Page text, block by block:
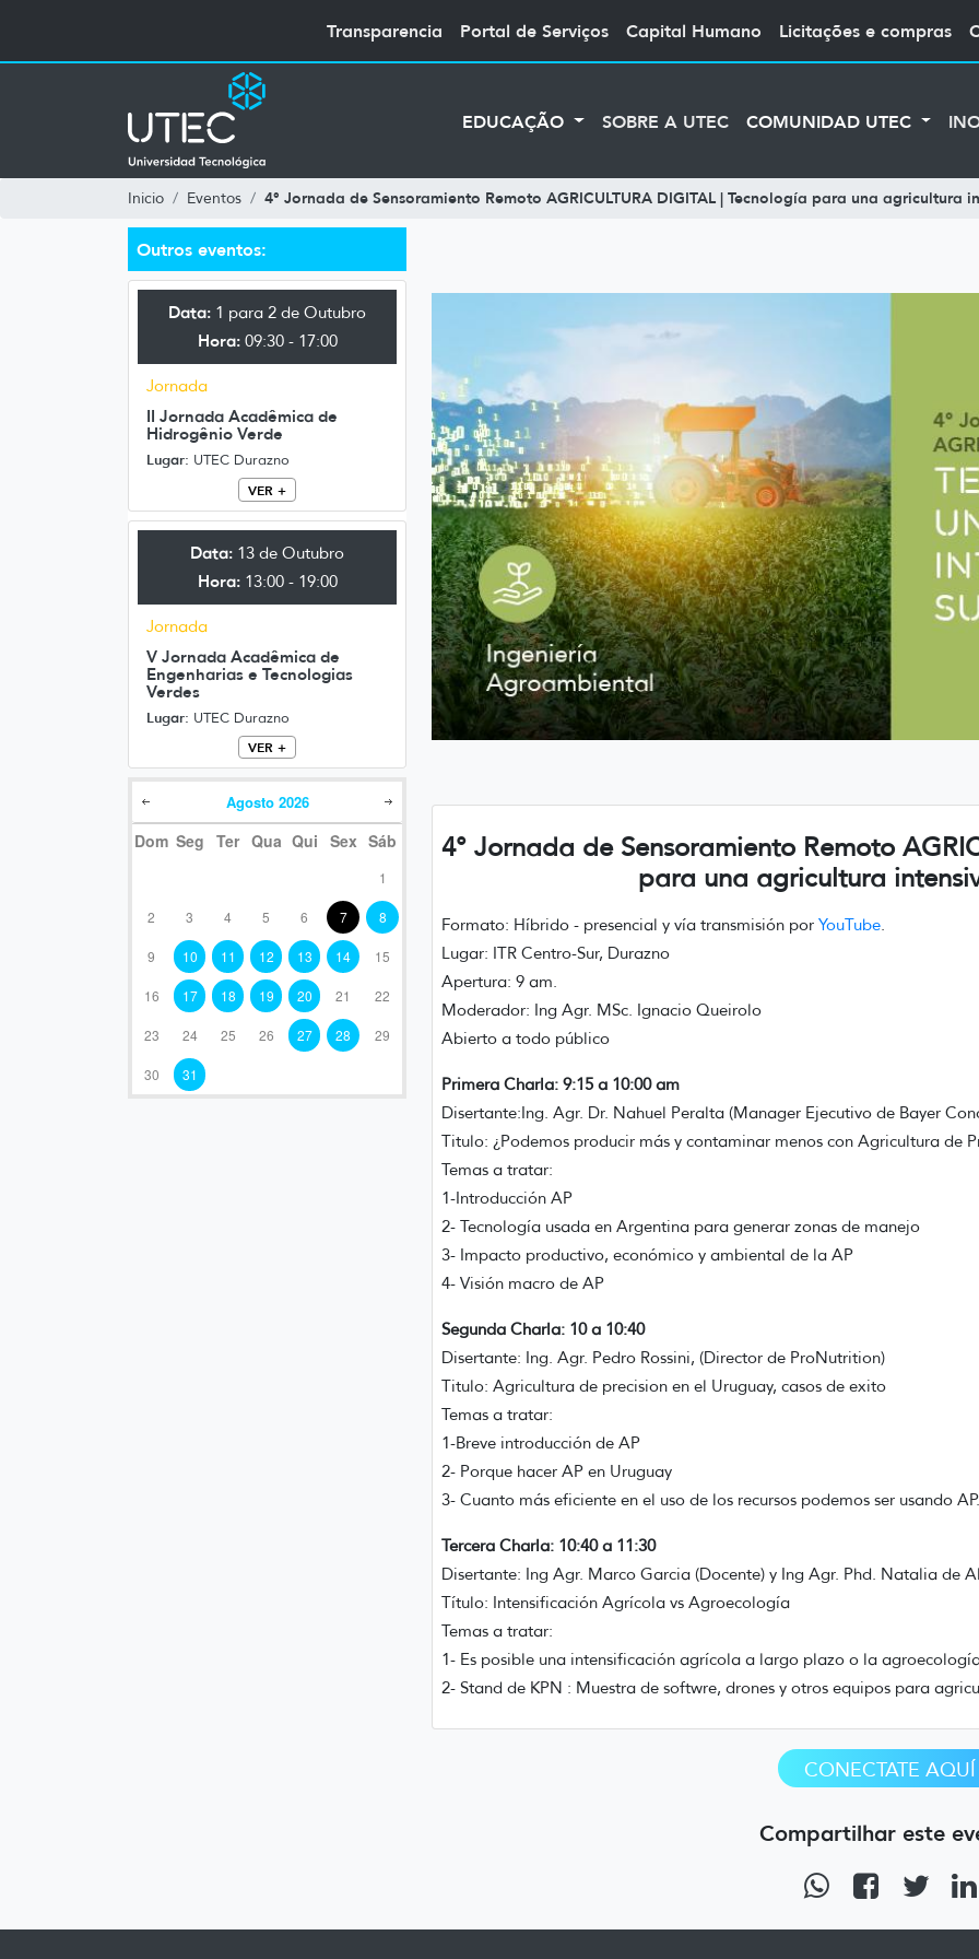
Transparencia Portal de Serviços Capital Humano Licitações e compras
EDUCAÇÃO SOBRE A UTEC COMUNIDAD UTEC
Inicio Eventos 4° Jornada de Sensoramiento Remoto AGRICULTURA DIGITAL | Tecnología para una agricultura
Outros eventos:
Data: 1 para 2 de Outubro
Hora:09:30 - 17:00
Jornada
II Jornada Acadêmica de
Hidrogênio Verde
Lugar: UTEC Durazno
VER +
Data: 13 de Outubro
Hora:13:00 - 19:00
Jornada
V Jornada Acadêmica de
Engenharias e Tecnologias
Verdes
Lugar: UTEC Durazno
VER +
Agosto 2026
Dom Seg Ter Qua Qui Sex Sáb
1
2 3 4 5 6 7 8
9 10 11 12 13 14 15
16 17 18 19 20 21 22
23 24 25 26 27 28 29
30 31
4° Jornada de Sensoramiento Remoto
para una agricultura
Formato: Híbrido - presencial y vía transmisión por YouTube.
Lugar: ITR Centro-Sur, Durazno
Apertura: 9 am.
Moderador: Ing Agr. MSc. Ignacio Queirolo
Abierto a todo público
Primera Charla: 9:15 a 10:00 am
Disertante:Ing. Agr. Dr. Nahuel Peralta (Manager Ejecutivo de Bayer
Titulo: ¿Podemos producir más y contaminar menos con Agricultura de
Temas a tratar:
1-Introducción AP
2- Tecnología usada en Argentina para generar zonas de manejo
3- Impacto productivo, económico y ambiental de la AP
4- Visión macro de AP
Segunda Charla: 10 a 10:40
Disertante: Ing. Agr. Pedro Rossini, (Director de ProNutrition)
Titulo: Agricultura de precision en el Uruguay, casos de exito
Temas a tratar:
1-Breve introducción de AP
2- Porque hacer AP en Uruguay
3- Cuanto más eficiente en el uso de los recursos podemos ser usando AP.
Tercera Charla: 10:40 a 11:30
Disertante: Ing Agr. Marco Garcia (Docente) y Ing Agr. Phd. Natalia de
Título: Intensificación Agrícola vs Agroecología
Temas a tratar:
1- Es posible una intensificación agrícola a largo plazo o la
2- Stand de KPN : Muestra de softwre, drones y otros equipos para
CONECTATE AQUÍ
Compartilhar este